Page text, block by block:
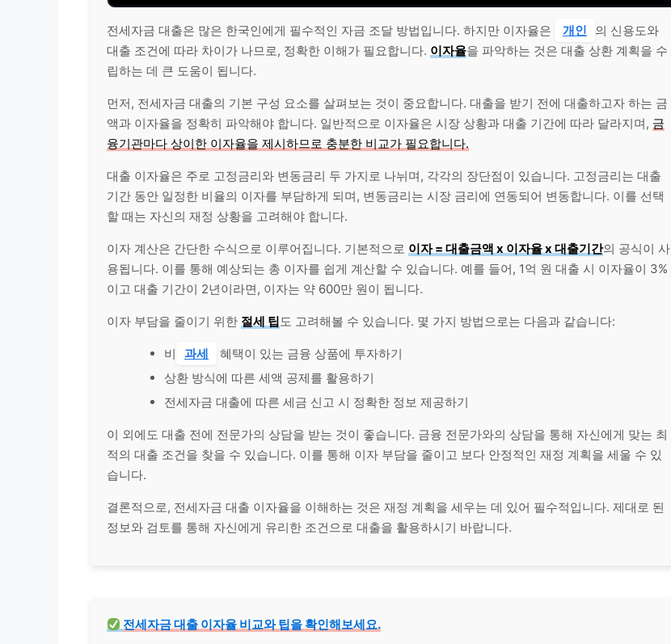
전세자금 대출은 많은 한국인에게 필수적인 자금 조달 방법입니다. 하지만 이자율은 개인
의 신용도와
대출 조건에 따라 차이가 나므로, 정확한 이해가 필요합니다. 이자율을 파악하는 것은 대출 상환 계획을 수
립하는 데 큰 도움이 됩니다.
먼저, 전세자금 대출의 기본 구성 요소를 살펴보는 것이 중요합니다. 대출을 받기 전에 대출하고자 하는 금
액과 이자율을 정확히 파악해야 합니다. 일반적으로 이자율은 시장 상황과 대출 기간에 따라 달라지며, 금
융기관마다 상이한 이자율을 제시하므로 충분한 비교가 필요합니다.
대출 이자율은 주로 고정금리와 변동금리 두 가지로 나뉘며, 각각의 장단점이 있습니다. 고정금리는 대출
기간 동안 일정한 비율의 이자를 부담하게 되며, 변동금리는 시장 금리에 연동되어 변동합니다. 이를 선택
할 때는 자신의 재정 상황을 고려해야 합니다.
이자 계산은 간단한 수식으로 이루어집니다. 기본적으로 이자 = 대출금액 x 이자율 x 대출기간의 공식이 사
용됩니다. 이를 통해 예상되는 총 이자를 쉽게 계산할 수 있습니다. 예를 들어, 1억 원 대출 시 이자율이 3%
이고 대출 기간이 2년이라면, 이자는 약 600만 원이 됩니다.
이자 부담을 줄이기 위한 절세 팁도 고려해볼 수 있습니다. 몇 가지 방법으로는 다음과 같습니다:
비 과세
혜택이 있는 금융 상품에 투자하기
상환 방식에 따른 세액 공제를 활용하기
전세자금 대출에 따른 세금 신고 시 정확한 정보 제공하기
이 외에도 대출 전에 전문가의 상담을 받는 것이 좋습니다. 금융 전문가와의 상담을 통해 자신에게 맞는 최
적의 대출 조건을 찾을 수 있습니다. 이를 통해 이자 부담을 줄이고 보다 안정적인 재정 계획을 세울 수 있
습니다.
결론적으로, 전세자금 대출 이자율을 이해하는 것은 재정 계획을 세우는 데 있어 필수적입니다. 제대로 된
정보와 검토를 통해 자신에게 유리한 조건으로 대출을 활용하시기 바랍니다.
전세자금 대출 이자율 비교와 팁을 확인해보세요.